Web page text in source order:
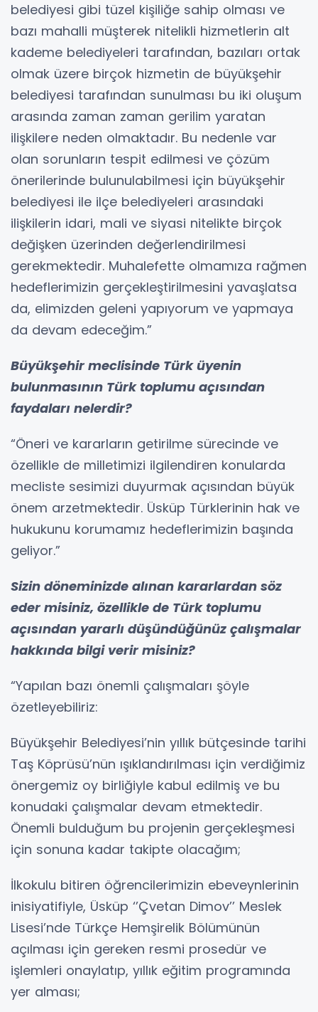
belediyesi gibi tüzel kişiliğe sahip olması ve
bazı mahalli müşterek nitelikli hizmetlerin alt
kademe belediyeleri tarafından, bazıları ortak
olmak üzere birçok hizmetin de büyükşehir
belediyesi tarafından sunulması bu iki oluşum
arasında zaman zaman gerilim yaratan
ilişkilere neden olmaktadır. Bu nedenle var
olan sorunların tespit edilmesi ve çözüm
önerilerinde bulunulabilmesi için büyükşehir
belediyesi ile ilçe belediyeleri arasındaki
ilişkilerin idari, mali ve siyasi nitelikte birçok
değişken üzerinden değerlendirilmesi
gerekmektedir. Muhalefette olmamıza rağmen
hedeflerimizin gerçekleştirilmesini yavaşlatsa
da, elimizden geleni yapıyorum ve yapmaya
da devam edeceğim.”
Büyükşehir meclisinde Türk üyenin
bulunmasının Türk toplumu açısından
faydaları nelerdir?
“Öneri ve kararların getirilme sürecinde ve
özellikle de milletimizi ilgilendiren konularda
mecliste sesimizi duyurmak açısından büyük
önem arzetmektedir. Üsküp Türklerinin hak ve
hukukunu korumamız hedeflerimizin başında
geliyor.”
Sizin döneminizde alınan kararlardan söz
eder misiniz, özellikle de Türk toplumu
açısından yararlı düşündüğünüz çalışmalar
hakkında bilgi verir misiniz?
“Yapılan bazı önemli çalışmaları şöyle
özetleyebiliriz:
Büyükşehir Belediyesi’nin yıllık bütçesinde tarihi
Taş Köprüsü’nün ışıklandırılması için verdiğimiz
önergemiz oy birliğiyle kabul edilmiş ve bu
konudaki çalışmalar devam etmektedir.
Önemli bulduğum bu projenin gerçekleşmesi
için sonuna kadar takipte olacağım;
İlkokulu bitiren öğrencilerimizin ebeveynlerinin
inisiyatifiyle, Üsküp ‘’Çvetan Dimov’’ Meslek
Lisesi’nde Türkçe Hemşirelik Bölümünün
açılması için gereken resmi prosedür ve
işlemleri onaylatıp, yıllık eğitim programında
yer alması;